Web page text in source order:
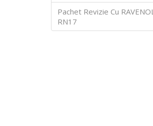
Pachet Revizie Cu RAVENOL
RN17